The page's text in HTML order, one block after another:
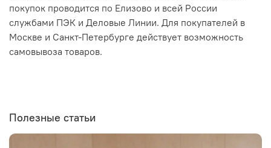
покупок проводится по Елизово и всей России
службами ПЭК и Деловые Линии. Для покупателей в
Москве и Санкт-Петербурге действует возможность
самовывоза товаров.
Полезные статьи